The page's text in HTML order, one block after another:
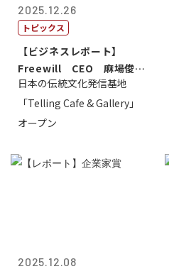
2025.12.26
トピックス
【ビジネスレポート】
Freewill CEO 麻場俊行
氏
日本の伝統文化発信基地
「Telling Cafe & Gallery」
オープン
2025.12.08